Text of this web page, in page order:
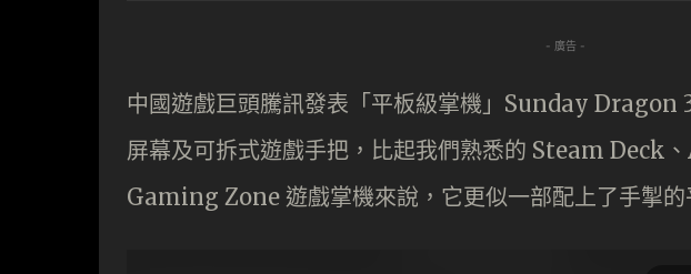
- 廣告 -
中國遊戲巨頭騰訊發表「平板級掌機」Sunday Dragon
屏幕及可拆式遊戲手把，比起我們熟悉的 Steam Deck
Gaming Zone 遊戲掌機來說，它更似一部配上了手掣